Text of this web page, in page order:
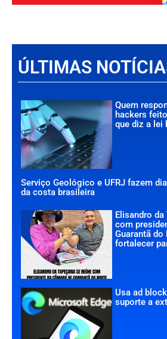
ÚLTIMAS
Quem
hackers
que diz a lei
Serviço Geológico e UFRJ fazem
da costa brasileira
Elisandro da
com
Guarantã do
fortalecer
Usa ad
suporte a